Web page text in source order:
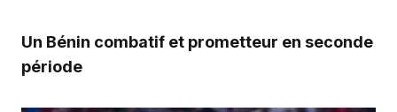
Un Bénin combatif et prometteur en seconde
période